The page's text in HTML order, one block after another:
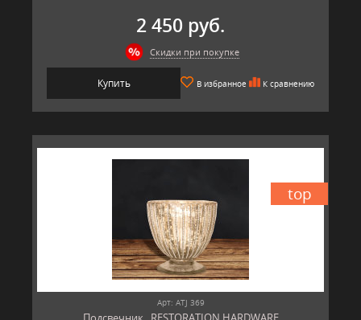
2 450 руб.
Скидки при покупке
Купить В избранное К сравнению
top
Арт: ATJ 369